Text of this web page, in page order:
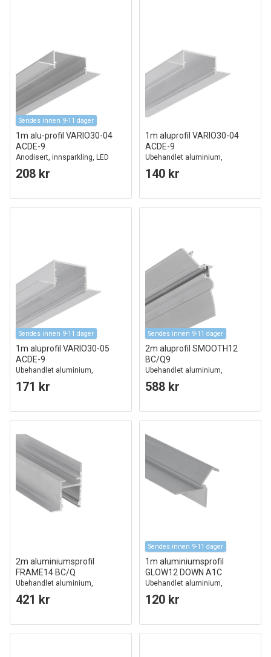
Sendes innen 9-11 dager
1m alu-profil VARIO30-04
ACDE-9
Anodisert, innsparkling, LED
skinne
208 kr
1m aluprofil VARIO30-04
ACDE-9
Ubehandlet aluminium,
innsparkling, LED skinne
140 kr
Sendes innen 9-11 dager
1m aluprofil VARIO30-05
ACDE-9
Ubehandlet aluminium,
innsparkling, LED skinne
171 kr
Sendes innen 9-11 dager
2m aluprofil SMOOTH12
BC/Q9
Ubehandlet aluminium,
innsparkling, LED-skinne
588 kr
2m aluminiumsprofil
FRAME14 BC/Q
Ubehandlet aluminium,
innsparkling, LED-skinne
421 kr
Sendes innen 9-11 dager
1m aluminiumsprofil
GLOW12 DOWN A1C
Ubehandlet aluminium,
innsparkling, LED skinne
120 kr